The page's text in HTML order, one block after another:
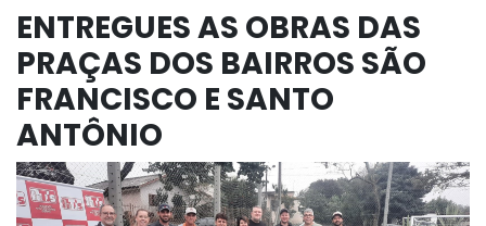
ENTREGUES AS OBRAS DAS
PRAÇAS DOS BAIRROS SÃO
FRANCISCO E SANTO
ANTÔNIO